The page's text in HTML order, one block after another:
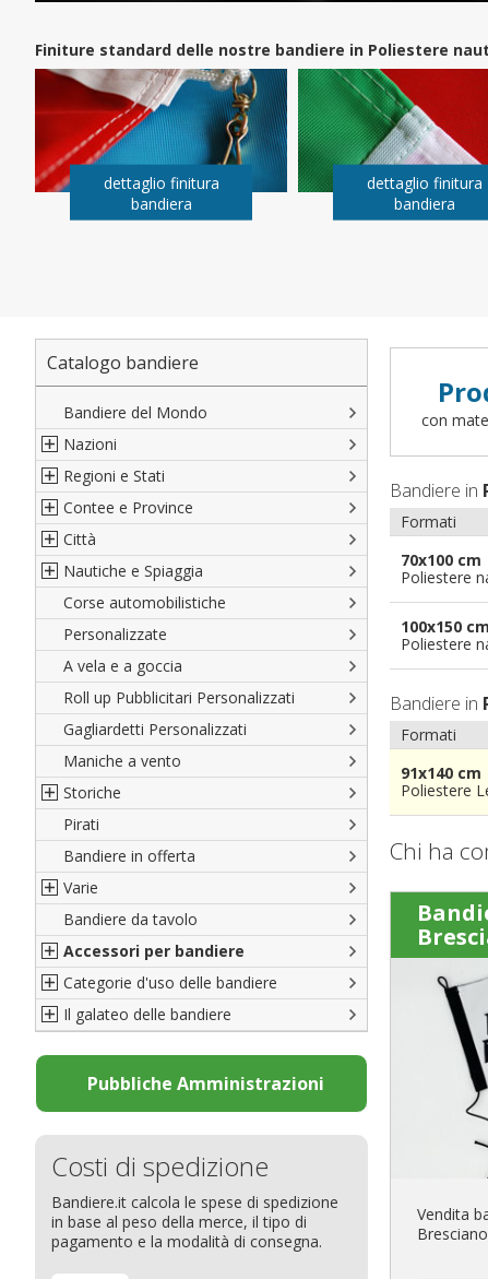
Finiture standard delle nostre bandiere in Poliestere
dettaglio finitura
bandiera
dettaglio finitura
bandiera
Catalogo bandiere
Bandiere del Mondo
Nazioni
Nord America
Sud America
Europa
Africa
Asia
Oceania
Regioni e Stati
Regioni italiane
Territori Italiani
Stati USA
Francesi
Spagnole
Austriache
Tedesche
Regioni varie
Contee e Province
Cantoni Svizzeri
Province Italiane
Province Spagnole
Francia d'oltremare
Territori britannici d'oltremare
Varie Province del Mondo
Città
Città Italiane
Città spagnole
Città francesi
Città del mondo
Nautiche e Spiaggia
Militari e Mercantili
Codice internazionale nautico
Gran Pavese
Da spiaggia
Di cortesia
Corse automobilistiche
Personalizzate
A vela e a goccia
Roll up Pubblicitari Personalizzati
Gagliardetti Personalizzati
Maniche a vento
Storiche
Italiane
Porte di Milano
Francesi
Americane
Britanniche
Resto del Mondo
Pirati
Bandiere in offerta
Varie
Bandiere del CICAP - Think Deep
Bandiere di Orgoglio Bresciano
Organizzazioni internazionali
Diplomatiche
Bandiere Pubblicitarie
Natale e altre festività
Bandiere etniche e religiose
Bandiere da tavolo
Accessori per bandiere
Accessori per bandiere
Accessori per bandiere da tavolo
Categorie d'uso delle bandiere
Bandiere segnavento
Bandiere per sbandieratori
Bandiere per barche
Bandiere per hotel
Bandiere per eventi
Bandiere per biciclette
Bandiere per autosaloni
Il galateo delle bandiere
La bandiera
Come disporre le bandiere
Dimensioni delle bandiere
Come piegare il tricolore
Pubbliche Amministrazioni
Costi di spedizione
Bandiere.it calcola le spese di spedizione
in base al peso della merce, il tipo di
pagamento e la modalità di consegna.
con
Bandiere in
Formati
70x100 cm
Poliestere
100x150 cm
Poliestere
Bandiere in
Formati
91x140 cm
Poliestere
Chi ha
Vendita